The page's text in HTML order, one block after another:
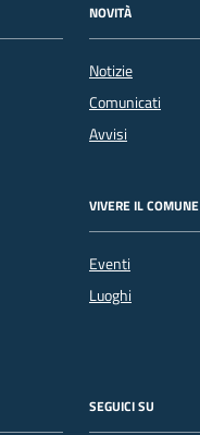
NOVITÀ
Notizie
Comunicati
Avvisi
VIVERE IL COMUNE
Eventi
Luoghi
SEGUICI SU